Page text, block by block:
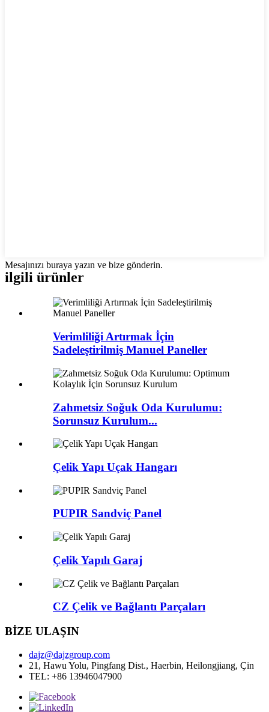
Mesajınızı buraya yazın ve bize gönderin.
ilgili ürünler
Verimliliği Artırmak İçin
Sadeleştirilmiş Manuel Paneller
Zahmetsiz Soğuk Oda Kurulumu:
Sorunsuz Kurulum...
Çelik Yapı Uçak Hangarı
PUPIR Sandviç Panel
Çelik Yapılı Garaj
CZ Çelik ve Bağlantı Parçaları
BİZE ULAŞIN
dajz@dajzgroup.com
21, Hawu Yolu, Pingfang Dist., Haerbin, Heilongjiang, Çin
TEL: +86 13946047900